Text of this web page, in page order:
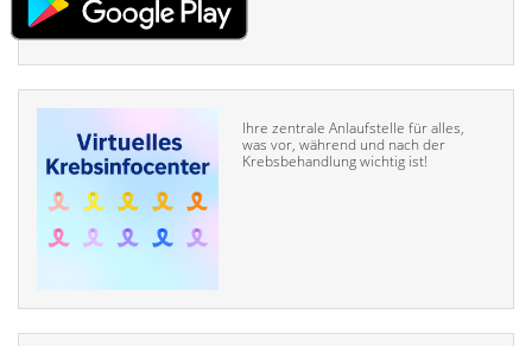
Ihre zentrale Anlaufstelle für alles,
was vor, während und nach der
Krebsbehandlung wichtig ist!